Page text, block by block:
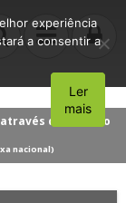
do número
nacional)
experiência
a consentir a
Aceito
Ler
mais